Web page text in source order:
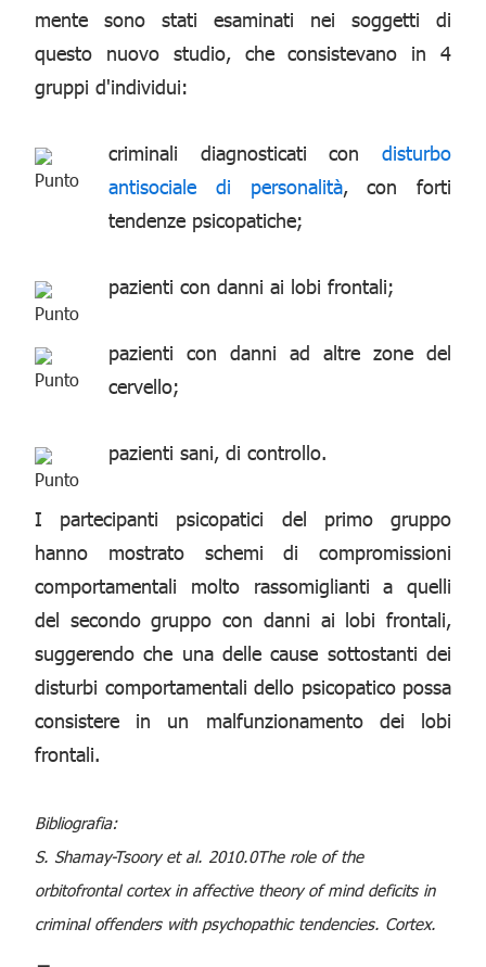
mente sono stati esaminati nei soggetti di
questo nuovo studio, che consistevano in 4
gruppi d'individui:
criminali diagnosticati con disturbo
antisociale di personalità, con forti
tendenze psicopatiche;
pazienti con danni ai lobi frontali;
pazienti con danni ad altre zone del
cervello;
pazienti sani, di controllo.
I partecipanti psicopatici del primo gruppo
hanno mostrato schemi di compromissioni
comportamentali molto rassomiglianti a quelli
del secondo gruppo con danni ai lobi frontali,
suggerendo che una delle cause sottostanti dei
disturbi comportamentali dello psicopatico possa
consistere in un malfunzionamento dei lobi
frontali.
Bibliografia:
S. Shamay-Tsoory et al. 2010.0The role of the
orbitofrontal cortex in affective theory of mind deficits in
criminal offenders with psychopathic tendencies. Cortex.